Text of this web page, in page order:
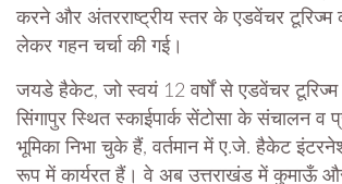
करने और अंतरराष्ट्रीय स्तर के एडवेंचर टूरिज्म
लेकर गहन चर्चा की गई।
जयडे हैकेट, जो स्वयं 12 वर्षों से एडवेंचर
सिंगापुर स्थित स्काईपार्क सेंटोसा के संचालन व
भूमिका निभा चुके हैं, वर्तमान में ए.जे. हैकेट
रूप में कार्यरत हैं। वे अब उत्तराखंड में कुमाऊँ